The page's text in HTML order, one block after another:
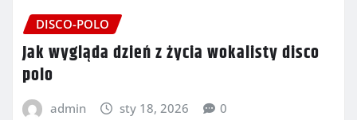
DISCO-POLO
Jak wygląda dzień z życia wokalisty disco
polo
admin sty 18, 2026 0